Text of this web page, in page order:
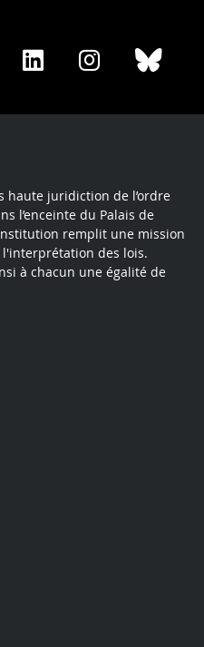
Share
Share
LinkedIn
Share
Instagram
haute juridiction de l’ordre
l’enceinte du Palais de
remplit une mission
des lois.
à chacun une égalité de